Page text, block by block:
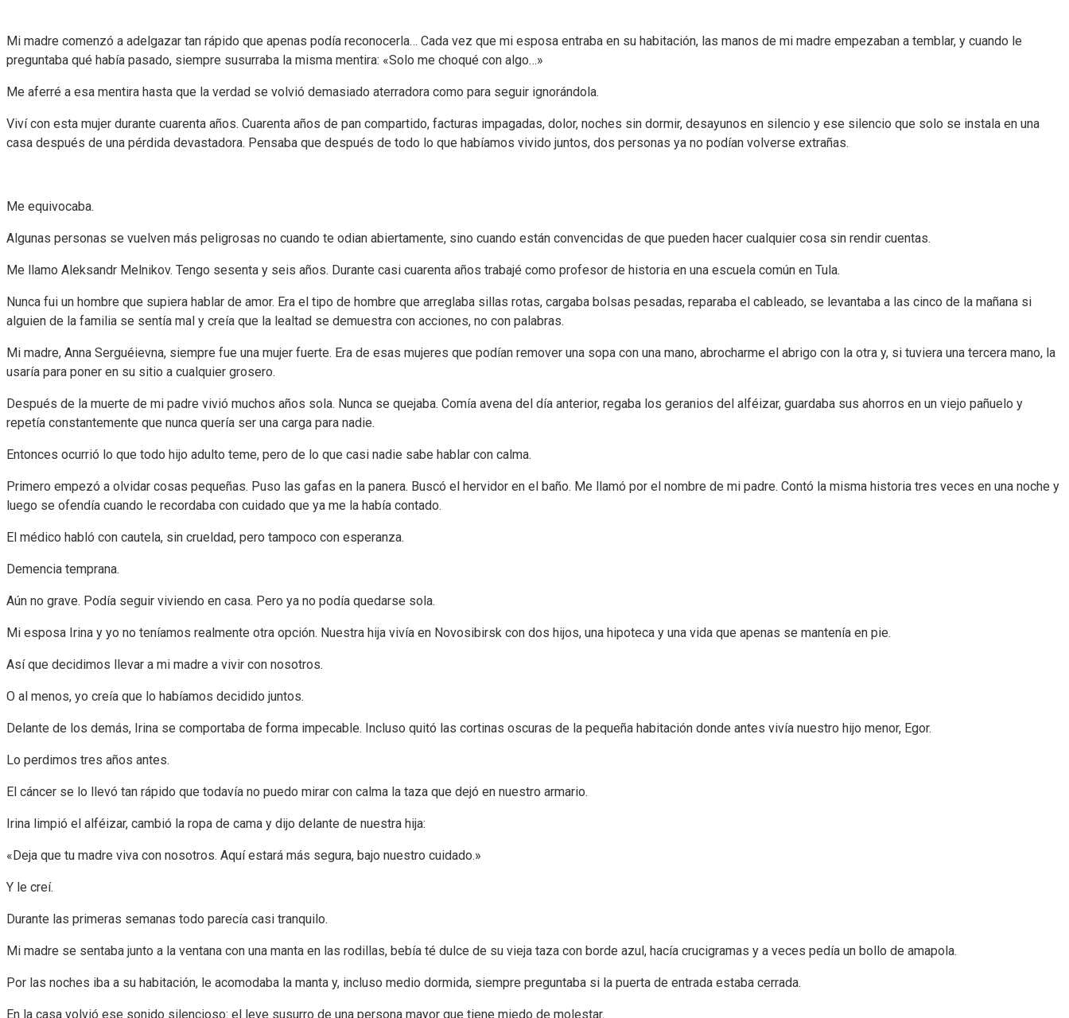
Mi madre comenzó a adelgazar tan rápido que apenas podía reconocerla… Cada vez que mi esposa entraba en su habitación, las manos de mi madre empezaban a temblar, y cuando le
preguntaba qué había pasado, siempre susurraba la misma mentira: «Solo me choqué con algo…»
Me aferré a esa mentira hasta que la verdad se volvió demasiado aterradora como para seguir ignorándola.
Viví con esta mujer durante cuarenta años. Cuarenta años de pan compartido, facturas impagadas, dolor, noches sin dormir, desayunos en silencio y ese silencio que solo se instala en una
casa después de una pérdida devastadora. Pensaba que después de todo lo que habíamos vivido juntos, dos personas ya no podían volverse extrañas.
Me equivocaba.
Algunas personas se vuelven más peligrosas no cuando te odian abiertamente, sino cuando están convencidas de que pueden hacer cualquier cosa sin rendir cuentas.
Me llamo Aleksandr Melnikov. Tengo sesenta y seis años. Durante casi cuarenta años trabajé como profesor de historia en una escuela común en Tula.
Nunca fui un hombre que supiera hablar de amor. Era el tipo de hombre que arreglaba sillas rotas, cargaba bolsas pesadas, reparaba el cableado, se levantaba a las cinco de la mañana si
alguien de la familia se sentía mal y creía que la lealtad se demuestra con acciones, no con palabras.
Mi madre, Anna Serguéievna, siempre fue una mujer fuerte. Era de esas mujeres que podían remover una sopa con una mano, abrocharme el abrigo con la otra y, si tuviera una tercera mano, la
usaría para poner en su sitio a cualquier grosero.
Después de la muerte de mi padre vivió muchos años sola. Nunca se quejaba. Comía avena del día anterior, regaba los geranios del alféizar, guardaba sus ahorros en un viejo pañuelo y
repetía constantemente que nunca quería ser una carga para nadie.
Entonces ocurrió lo que todo hijo adulto teme, pero de lo que casi nadie sabe hablar con calma.
Primero empezó a olvidar cosas pequeñas. Puso las gafas en la panera. Buscó el hervidor en el baño. Me llamó por el nombre de mi padre. Contó la misma historia tres veces en una noche y
luego se ofendía cuando le recordaba con cuidado que ya me la había contado.
El médico habló con cautela, sin crueldad, pero tampoco con esperanza.
Demencia temprana.
Aún no grave. Podía seguir viviendo en casa. Pero ya no podía quedarse sola.
Mi esposa Irina y yo no teníamos realmente otra opción. Nuestra hija vivía en Novosibirsk con dos hijos, una hipoteca y una vida que apenas se mantenía en pie.
Así que decidimos llevar a mi madre a vivir con nosotros.
O al menos, yo creía que lo habíamos decidido juntos.
Delante de los demás, Irina se comportaba de forma impecable. Incluso quitó las cortinas oscuras de la pequeña habitación donde antes vivía nuestro hijo menor, Egor.
Lo perdimos tres años antes.
El cáncer se lo llevó tan rápido que todavía no puedo mirar con calma la taza que dejó en nuestro armario.
Irina limpió el alféizar, cambió la ropa de cama y dijo delante de nuestra hija:
«Deja que tu madre viva con nosotros. Aquí estará más segura, bajo nuestro cuidado.»
Y le creí.
Durante las primeras semanas todo parecía casi tranquilo.
Mi madre se sentaba junto a la ventana con una manta en las rodillas, bebía té dulce de su vieja taza con borde azul, hacía crucigramas y a veces pedía un bollo de amapola.
Por las noches iba a su habitación, le acomodaba la manta y, incluso medio dormida, siempre preguntaba si la puerta de entrada estaba cerrada.
En la casa volvió ese sonido silencioso: el leve susurro de una persona mayor que tiene miedo de molestar.